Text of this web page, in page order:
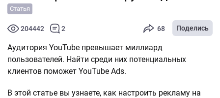
Статья
204442 2 68 Поделись
Аудитория YouTube превышает миллиард
пользователей. Найти среди них потенциальных
клиентов поможет YouTube Ads.
В этой статье вы узнаете, как настроить рекламу на